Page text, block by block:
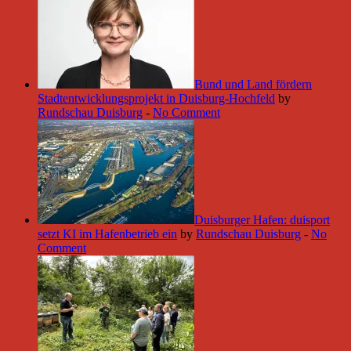
Bund und Land fördern
Stadtentwicklungsprojekt in Duisburg-Hochfeld by
Rundschau Duisburg - No Comment
Duisburger Hafen: duisport
setzt KI im Hafenbetrieb ein by Rundschau Duisburg - No
Comment